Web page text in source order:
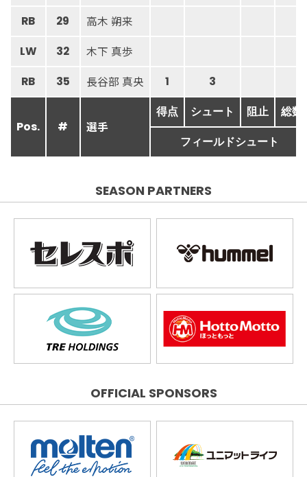
RB 29 高木 朔来
LW 32 木下 真歩
RB 35 長谷部 真央 1 3
Pos. # 選手
得点 シュート 阻止 総数
フィールドシュート
SEASON PARTNERS
OFFICIAL SPONSORS